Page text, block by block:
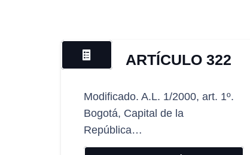
ARTÍCULO 322
Modificado. A.L. 1/2000, art. 1º.
Bogotá, Capital de la
República…